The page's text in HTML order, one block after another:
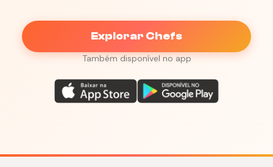
Explorar Chefs
Também disponível no app